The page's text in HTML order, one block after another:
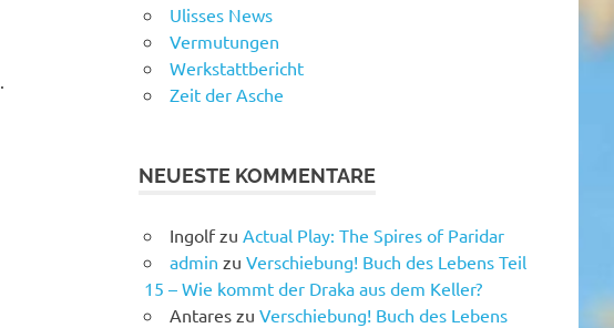
Ulisses News
Vermutungen
Werkstattbericht
Zeit der Asche
NEUESTE KOMMENTARE
Ingolfzu Actual Play: The Spires of Paridar
admin zu Verschiebung! Buch des Lebens Teil
15 – Wie kommt der Draka aus dem Keller?
Antares zu Verschiebung! Buch des Lebens